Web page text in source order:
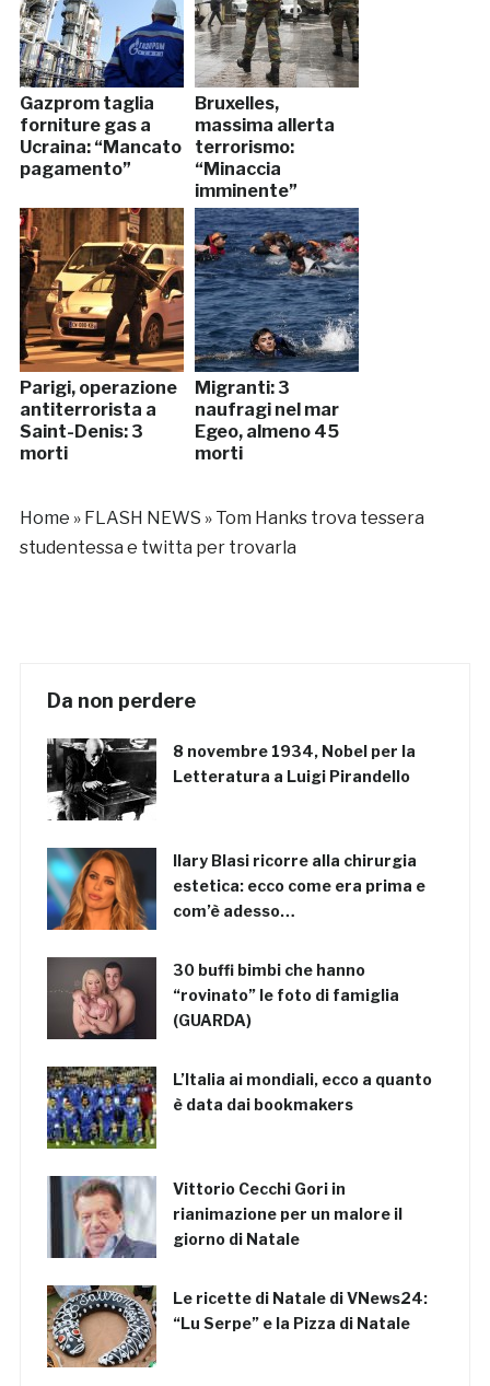
Gazprom taglia
forniture gas a
Ucraina: “Mancato
pagamento”
Bruxelles,
massima allerta
terrorismo:
“Minaccia
imminente”
Parigi, operazione
antiterrorista a
Saint-Denis: 3
morti
Migranti: 3
naufragi nel mar
Egeo, almeno 45
morti
Home » FLASH NEWS » Tom Hanks trova tessera
studentessa e twitta per trovarla
Da non perdere
8 novembre 1934, Nobel per la
Letteratura a Luigi Pirandello
Ilary Blasi ricorre alla chirurgia
estetica: ecco come era prima e
com’è adesso…
30 buffi bimbi che hanno
“rovinato” le foto di famiglia
(GUARDA)
L’Italia ai mondiali, ecco a quanto
è data dai bookmakers
Vittorio Cecchi Gori in
rianimazione per un malore il
giorno di Natale
Le ricette di Natale di VNews24:
“Lu Serpe” e la Pizza di Natale